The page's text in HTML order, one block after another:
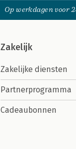
Op werkdagen voor
Zakelijk
Zakelijke diensten
Partnerprogramma
Cadeaubonnen